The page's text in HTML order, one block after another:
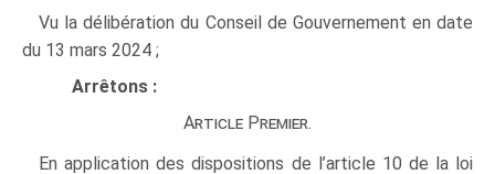
Vu la délibération du Conseil de Gouvernement en date
du 13 mars 2024 ;
Arrêtons :
Article Premier.
En application des dispositions de l’article 10 de la loi